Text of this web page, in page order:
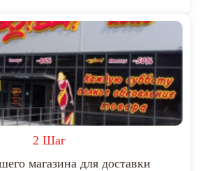
2 Шаг
магазина для доставки